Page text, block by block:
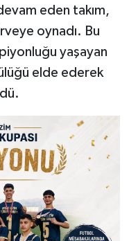
eden takım,
oynadı. Bu
yaşayan
elde ederek